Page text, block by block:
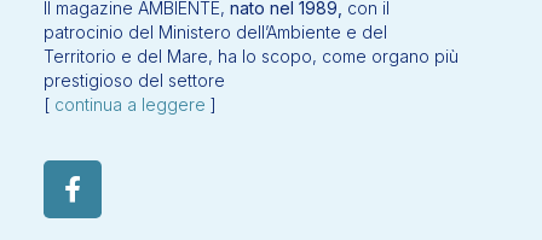
Il magazine AMBIENTE, nato nel 1989, con il
patrocinio del Ministero dell’Ambiente e del
Territorio e del Mare, ha lo scopo, come organo più
prestigioso del settore
[ continua a leggere ]